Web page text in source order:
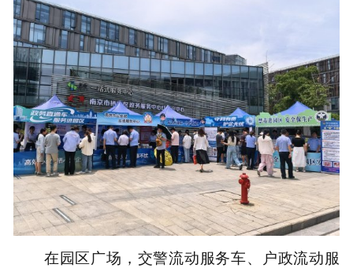
在园区广场，交警流动服务车、户政流动服